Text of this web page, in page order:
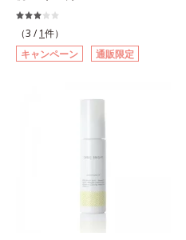
(*10)」を配合することで、肌のふ
っくら感や透明感を叶えます。美白
ケアしながら多角的なエイジングケ
アが叶うシリーズに。3ステップで
果的なシナジー設計で、あなたのエ
湿力*3 年齢に応じたお手入れのこ
と*4 角層まで*5 うるおいによ
る*6 乾燥、ハリ・ツヤのなさ
*7 乾燥による*8 保湿成分*9
結果主義。年齢サイン(*5)の因子に
着目した肌科学エイジングケア(*3)
シリーズ。オルビスユー ドットシ
リーズは、年齢による肌悩み一つ一
ていることの根本原因に着目。加齢
ある「透明感のなさ」が現れること
で大人の肌印象に大きな影響を与え
ていることが分かりました。そこで
オルビスユー ドットシリーズは美
（3 / 1件）
キャンペーン
通販限定